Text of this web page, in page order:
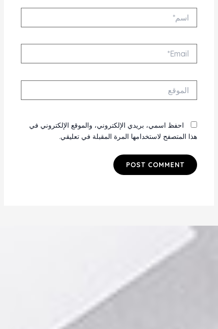
Email*
احفظ اسمي، بريدي الإلكتروني، والموقع الإلكتروني في
هذا المتصفح لاستخدامها المرة المقبلة في تعليقي.